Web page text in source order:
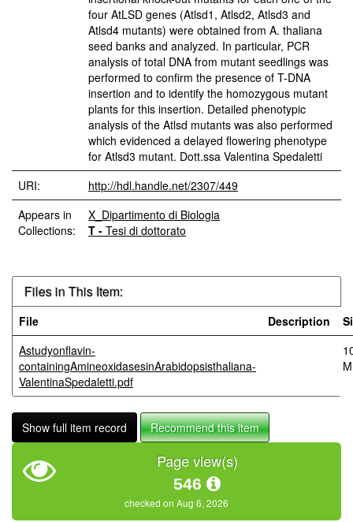
URI:
http://hdl.handle.net/2307/449
Appears in
Collections:
X_Dipartimento di Biologia
T - Tesi di dottorato
Files in This Item:
File Description
Astudyonflavin-
containingAmineoxidasesinArabidopsisthaliana-
ValentinaSpedaletti.pdf
Show full item record Recommend this item
Page view(s)
546
checked on Aug 6, 2026